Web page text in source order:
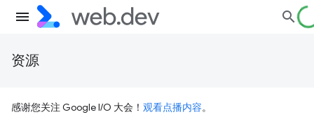
资源
感谢您关注 Google I/O 大会！ 观看点播内容。